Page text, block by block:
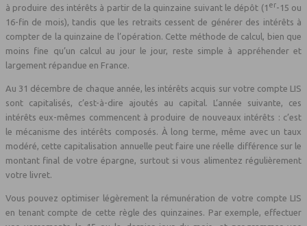
à produire des intérêts à partir de la quinzaine suivant le dépôt (1 er-15 ou
16-fin de mois), tandis que les retraits cessent de générer des intérêts à
compter de la quinzaine de l’opération. Cette méthode de calcul, bien que
moins fine qu’un calcul au jour le jour, reste simple à appréhender et
largement répandue en France.
Au 31 décembre de chaque année, les intérêts acquis sur votre compte LIS
sont capitalisés, c’est-à-dire ajoutés au capital. L’année suivante, ces
intérêts eux-mêmes commencent à produire de nouveaux intérêts : c’est
le mécanisme des intérêts composés. À long terme, même avec un taux
modéré, cette capitalisation annuelle peut faire une réelle différence sur le
montant final de votre épargne, surtout si vous alimentez régulièrement
votre livret.
Vous pouvez optimiser légèrement la rémunération de votre compte LIS
en tenant compte de cette règle des quinzaines. Par exemple, effectuer